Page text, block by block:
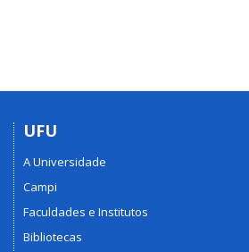
UFU
A Universidade
Campi
Faculdades e Institutos
Bibliotecas